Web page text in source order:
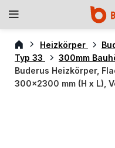
Heizkörper
Typ 33
300mm
Buderus Heizkörper,
300×2300 mm (H x L),